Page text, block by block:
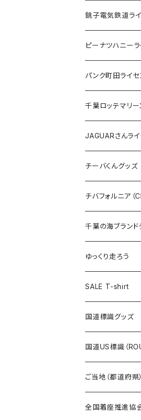
Tシャツ
キャップ
ステッカー
缶バッジ
ホテルキーホル
銚子電気鉄道ラ
ステッカー
缶バッジ
アクリルキーホ
ホテルキーホル
クリアファイル
Tシャツ
キャップ
トートバッグ
ランチバッグ
エコバッグ
ピーナツハニー
Tシャツ
キャップ
バッグ
ステッカー
缶バッジ
キーホルダー
クリアファイル
パンク町田ライ
Tシャツ
キャップ
バッグ
ステッカー
缶バッジ
キーホルダー
クリアファイル
千葉ロッテマリー
ステッカー
ステッカー
ステッカー大
缶バッジ
缶バッジ32mm
缶バッジ54mm
エコバッグ
JAGUARさんコラ
Tシャツ
ステッカー
サコッシュ
ホテルキーホルダ
モーテルキーホル
トートバッグ
JAGUARさんラ
Tシャツ
ステッカー
缶バッジ
クリアファイル
マスク
エコバッグ
千葉ロッテマリ
チーバくんグッズ
Tシャツ
キャップ
エコバッグ
ステッカー
モーテルキーホル
ホテルキーホル
トートバッグ
チバフォルニア（
Tシャツ
キャップ
ステッカー
ホテルキーホルダ
千葉の海ブランド
Tシャツ
キャップ
ステッカー
ゆっくり走ろう
Tシャツ
ステッカー
ホテルキーホル
SALE T-shirt
国道標識グッズ
ステッカー
国道0～99号線
国道100～199号線
Tシャツ
キャップ
国道US標識（
ステッカー
ROUTE 0～99号
Tシャツ
ご当地（都道府県）
北海道
全国着座推進協